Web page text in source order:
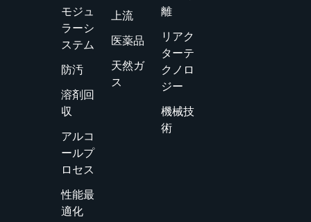
モジュ
ラーシ
ステム
防汚
溶剤回
収
アルコ
ールプ
ロセス
性能最
適化
上流
医薬品
天然ガ
ス
離
リアク
ターテ
クノロ
ジー
機械技
術